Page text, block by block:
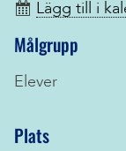
Lägg till i
Målgrupp
Elever
Plats